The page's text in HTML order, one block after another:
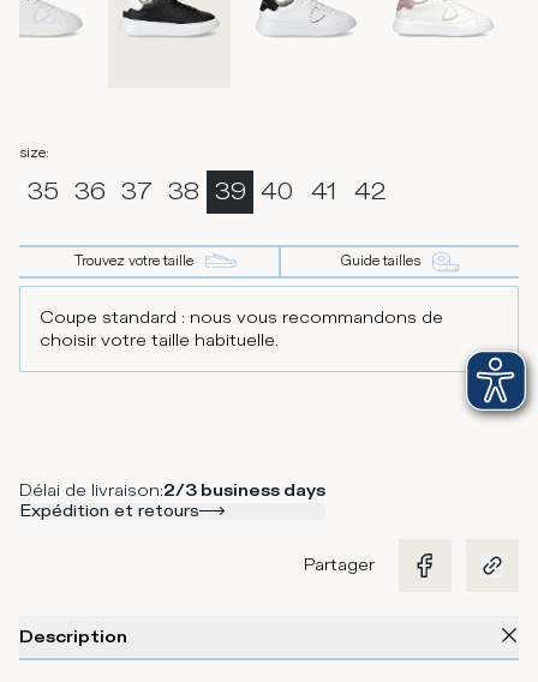
size:
35 36 37 38 39 40 41 42
Trouvez votre taille Guide tailles
Coupe standard : nous vous recommandons de
choisir votre taille habituelle.
Délai de livraison:2/3 business days
Expédition et retours
Partager
Description